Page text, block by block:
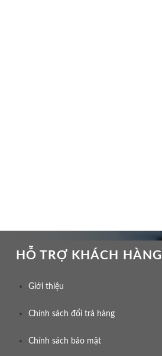
HỖ TRỢ KHÁCH HÀNG
Giới thiệu
Chính sách đổi trả hàng
Chính sách bảo mật